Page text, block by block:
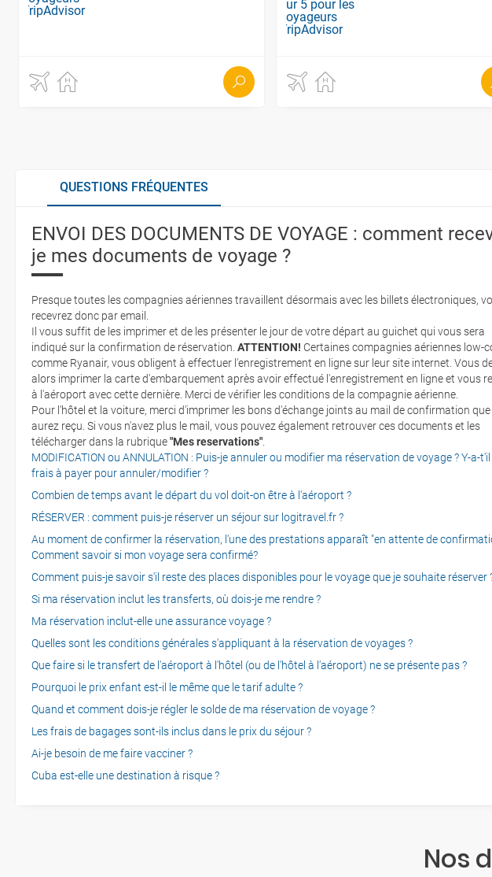
QUESTIONS FRÉQUENTES
ENVOI DES DOCUMENTS DE VOYAGE : comment
je mes documents de voyage ?
Presque toutes les compagnies aériennes travaillent désormais avec les billets électroniques,
recevrez donc par email.
Il vous suffit de les imprimer et de les présenter le jour de votre départ au guichet qui vous sera
indiqué sur la confirmation de réservation. ATTENTION! Certaines compagnies aériennes low-
comme Ryanair, vous obligent à effectuer l'enregistrement en ligne sur leur site internet. Vous
alors imprimer la carte d'embarquement après avoir effectué l'enregistrement en ligne et vous
à l'aéroport avec cette dernière. Merci de vérifier les conditions de la compagnie aérienne.
Pour l'hôtel et la voiture, merci d'imprimer les bons d'échange joints au mail de confirmation
aurez reçu. Si vous n'avez plus le mail, vous pouvez également retrouver ces documents et les
télécharger dans la rubrique"Mes reservations"
MODIFICATION ou ANNULATION : Puis-je annuler ou modifier ma réservation de voyage ? Y-a-
frais à payer pour annuler/modifier ?
Combien de temps avant le départ du vol doit-on être à l'aéroport ?
RÉSERVER : comment puis-je réserver un séjour sur logitravel.fr ?
Au moment de confirmer la réservation, l'une des prestations apparaît "en attente de
Comment savoir si mon voyage sera confirmé?
Comment puis-je savoir s'il reste des places disponibles pour le voyage que je souhaite réserver
Si ma réservation inclut les transferts, où dois-je me rendre ?
Ma réservation inclut-elle une assurance voyage ?
Quelles sont les conditions générales s'appliquant à la réservation de voyages ?
Que faire si le transfert de l'aéroport à l'hôtel (ou de l'hôtel à l'aéroport) ne se présente pas ?
Pourquoi le prix enfant est-il le même que le tarif adulte ?
Quand et comment dois-je régler le solde de ma réservation de voyage ?
Les frais de bagages sont-ils inclus dans le prix du séjour ?
Ai-je besoin de me faire vacciner ?
Cuba est-elle une destination à risque ?
Nos